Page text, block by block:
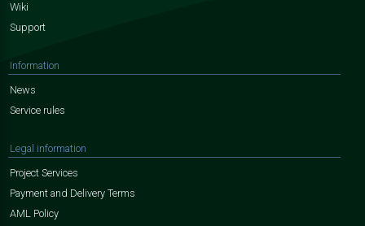
Wiki
Support
Information
News
Service rules
Legal information
Project Services
Payment and Delivery Terms
AML Policy